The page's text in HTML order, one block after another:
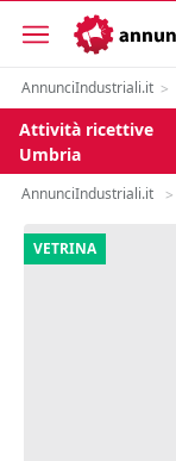
AnnunciIndustriali.it >
Attività ricettive
Umbria
AnnunciIndustriali.it >
VETRINA